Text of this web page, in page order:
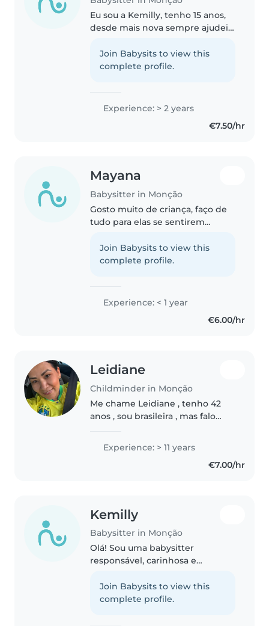
Eu sou a Kemilly, tenho 15 anos,
desde mais nova sempre ajudei
irmãos e primos. Sou
responsável, cuidadosa e
Join Babysits to view this
complete profile.
Experience: > 2 years
€7.50/hr
Mayana
Babysitter in Monção
Gosto muito de criança, faço de
tudo para elas se sentirem
um tempo que eu cuido de
crianças
Join Babysits to view this
complete profile.
Experience: < 1 year
€6.00/hr
Leidiane
Childminder in Monção
Me chame Leidiane , tenho 42
anos , sou brasileira , mas falo
famílias no brasil , Irlanda ,
Experience: > 11 years
€7.00/hr
Kemilly
Babysitter in Monção
Olá! Sou uma babysitter
responsável, carinhosa e
cuidar de crianças. Tenho
paciência, criatividade e gosto
Join Babysits to view this
complete profile.